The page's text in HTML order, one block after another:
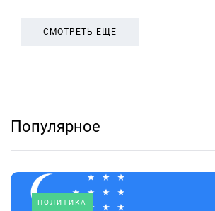
СМОТРЕТЬ ЕЩЕ
Популярное
ПОЛИТИКА